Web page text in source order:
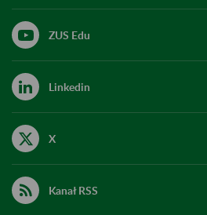
ZUS Edu
Linkedin
X
Kanał RSS